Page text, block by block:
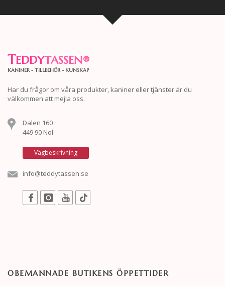
TEDDYTASSEN®
KANINER - TILLBEHÖR - KUNSKAP
Har du frågor om våra produkter, kaniner eller tjänster är du
välkommen att mejla oss.
Dalen 160
449 90 Nol
Vägbeskrivning
info@teddytassen.se
OBEMANNADE BUTIKENS ÖPPETTIDER